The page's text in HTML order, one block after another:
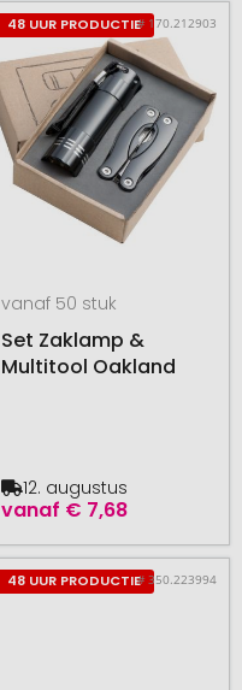
48 UUR PRODUCTIE# 170.212903
vanaf 50 stuk
Set Zaklamp &
Multitool Oakland
vanaf € 7,68
12. augustus
48 UUR PRODUCTIE# 350.223994